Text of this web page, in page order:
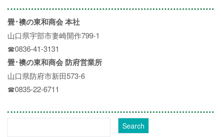
畳･襖の東和商会 本社
山口県宇部市妻崎開作799-1
☎0836-41-3131
畳･襖の東和商会 防府営業所
山口県防府市新田573-6
☎0835-22-6711